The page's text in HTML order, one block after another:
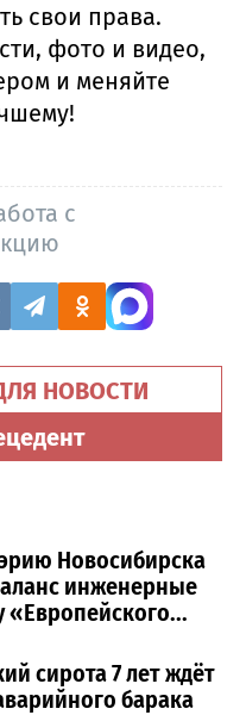
свои права.
фото и видео,
и меняйте
с
НОВОСТИ
Новосибирска
инженерные
«Европейского...
сирота 7 лет ждёт
барака